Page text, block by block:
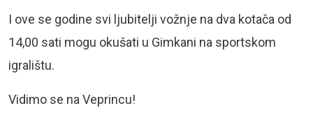
I ove se godine svi ljubitelji vožnje na dva kotača od
14,00 sati mogu okušati u Gimkani na sportskom
igralištu.
Vidimo se na Veprincu!